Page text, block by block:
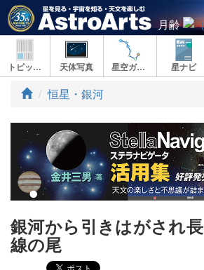
月齢
トピックス 天体写真 星空ガイド 星ナビ
ト
プ
恒星・銀河
銀河から引きはがされ
線の尾